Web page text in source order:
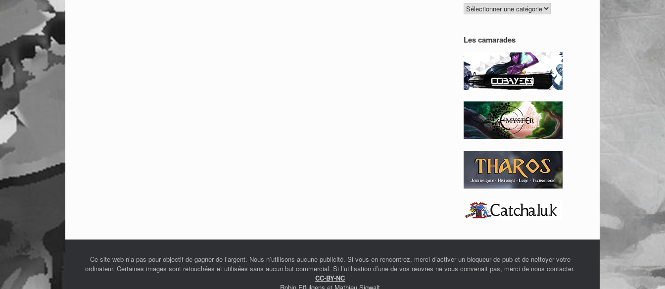
Catégories
Les camarades
Ce site web n’a pas pour objectif de gagner de l’argent. Nous n’utilisons aucune publicité. Si vous en rencontrez, merci d’activer un bloqueur de pub et de nettoyer votre
ordinateur. Certaines images sont retouchées et utilisées sans aucun but commercial. Si l’utilisation d’une de vos œuvres ne vous convenait pas, merci de nous contacter.
CC-BY-NC